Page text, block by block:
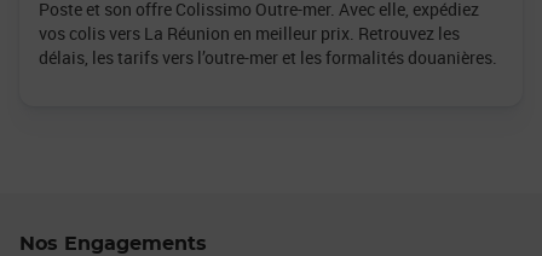
Poste et son offre Colissimo Outre-mer. Avec elle, expédiez
vos colis vers La Réunion en meilleur prix. Retrouvez les
délais, les tarifs vers l’outre-mer et les formalités douanières.
Nos Engagements